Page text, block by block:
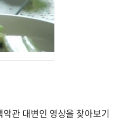
관 대변인 영상을 찾아보기